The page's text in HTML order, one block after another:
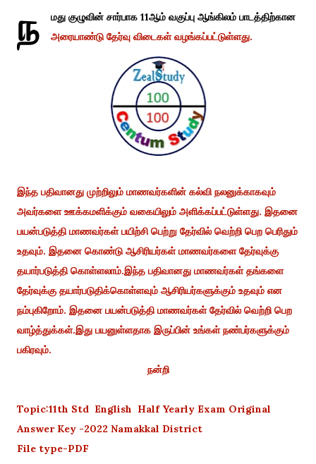
ந
மது குழுவின் சார்பாக 11ஆம் வகுப்பு ஆங்கிலம் பாடத்திற்கான
அரையாண்டு தேர்வு விடைகள் வழங்கப்பட்டுள்ளது.
இந்த பதிவானது முற்றிலும் மாணவர்களின் கல்வி நலனுக்காகவும்
அவர்களை ஊக்கமளிக்கும் வகையிலும் அளிக்கப்பட்டுள்ளது. இதனை
பயன்படுத்தி மாணவர்கள் பயிற்சி பெற்று தேர்வில் வெற்றி பெற பெரிதும்
உதவும். இதனை கொண்டு ஆசிரியர்கள் மாணவர்களை தேர்வுக்கு
தயார்படுத்தி கொள்ளலாம்.இந்த பதிவானது மாணவர்கள் தங்களை
தேர்வுக்கு தயார்படுதிக்கொள்ளவும் ஆசிரியர்களுக்கும் உதவும் என
நம்புகிறோம். இதனை பயன்படுத்தி மாணவர்கள் தேர்வில் வெற்றி பெற
வாழ்த்துக்கள்.இது பயனுள்ளதாக இருப்பின் உங்கள் நண்பர்களுக்கும்
பகிரவும்.
நன்றி
Topic:11th Std English Half Yearly Exam Original
Answer Key -2022 Namakkal District
File type-PDF